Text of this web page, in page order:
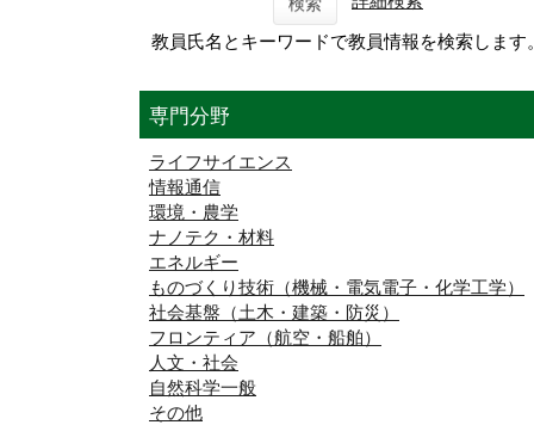
教員氏名とキーワードで教員情報を検索します。
専門分野
ライフサイエンス
情報通信
環境・農学
ナノテク・材料
エネルギー
ものづくり技術（機械・電気電子・化学工学）
社会基盤（土木・建築・防災）
フロンティア（航空・船舶）
人文・社会
自然科学一般
その他